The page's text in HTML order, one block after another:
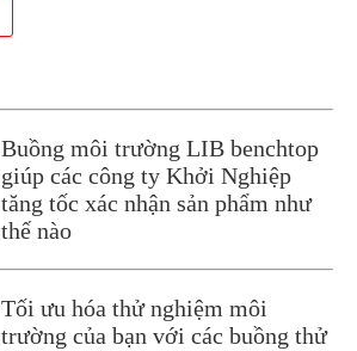
Buồng môi trường LIB benchtop
giúp các công ty Khởi Nghiệp
tăng tốc xác nhận sản phẩm như
thế nào
Tối ưu hóa thử nghiệm môi
trường của bạn với các buồng thử